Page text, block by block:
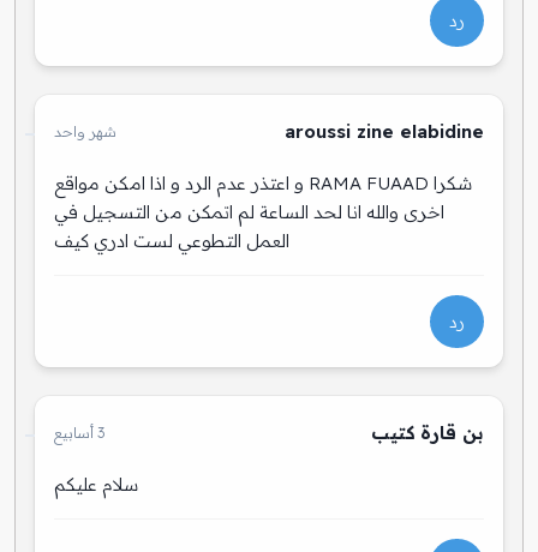
رد
aroussi zine elabidine شهر واحد
شكرا RAMA FUAAD و اعتذر عدم الرد و اذا امكن مواقع
اخرى والله انا لحد الساعة لم اتمكن من التسجيل في
العمل التطوعي لست ادري كيف
رد
بن قارة كتيب 3 أسابيع
سلام عليكم